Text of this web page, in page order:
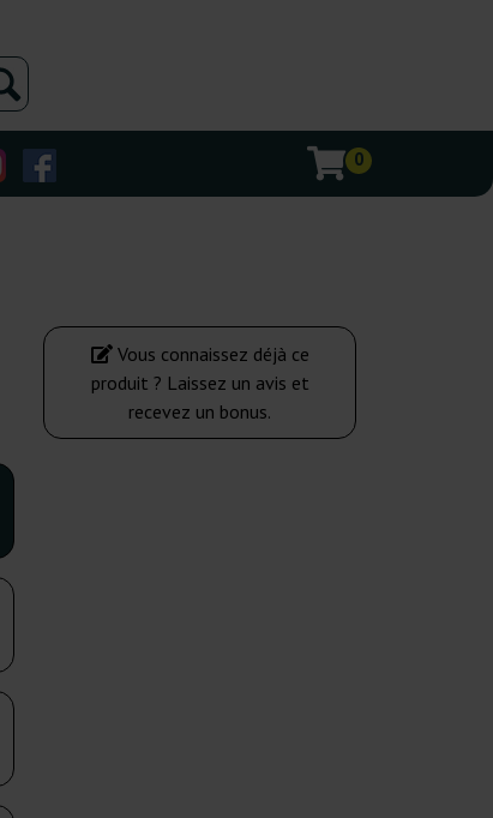
0
Vous connaissez déjà ce
produit ? Laissez un avis et
recevez un bonus.